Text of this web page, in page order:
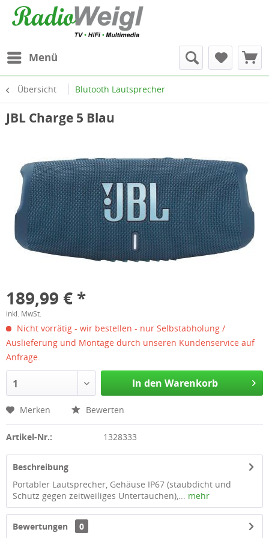
Menü
Übersicht Blutooth Lautsprecher
JBL Charge 5 Blau
189,99 € *
inkl. MwSt.
Nicht vorrätig - wir bestellen - nur Selbstabholung /
Auslieferung und Montage durch unseren Kundenservice auf
Anfrage.
1 In den Warenkorb
Merken Bewerten
Artikel-Nr.: 1328333
Beschreibung
Portabler Lautsprecher, Gehäuse IP67 (staubdicht und
Schutz gegen zeitweiliges Untertauchen),... mehr
Bewertungen 0